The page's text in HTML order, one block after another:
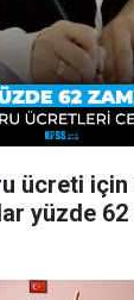
ücreti için
yüzde 62